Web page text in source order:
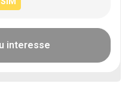
interesse